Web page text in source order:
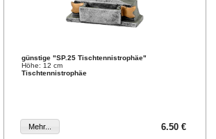
günstige "SP.25 Tischtennistrophäe"
Höhe: 12 cm
Tischtennistrophäe
6.50 €